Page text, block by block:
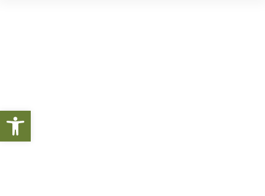
Abrir barra de herramientas